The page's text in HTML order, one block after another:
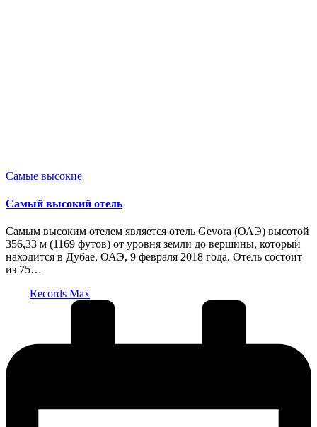
Опубликовано
Самые высокие
Самый высокий отель
Самым высоким отелем является отель Gevora (ОАЭ) высотой
356,33 м (1169 футов) от уровня земли до вершины, который
находится в Дубае, ОАЭ, 9 февраля 2018 года. Отель состоит
из 75…
Records Max